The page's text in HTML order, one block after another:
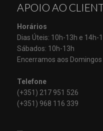
APOIO AO
Horários
Dias Úteis: 10h-13h e 14h-
Sábados: 10h-13h
Encerramos aos
Telefone
(+351) 217 951 526
(+351) 968 116 339